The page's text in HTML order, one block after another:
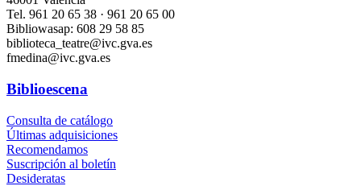
Tel. 961 20 65 38 · 961 20 65 00
Bibliowasap: 608 29 58 85
biblioteca_teatre@ivc.gva.es
fmedina@ivc.gva.es
Biblioescena
Consulta de catálogo
Últimas adquisiciones
Recomendamos
Suscripción al boletín
Desideratas